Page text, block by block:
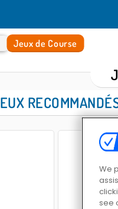
Jeux de Course
We
see